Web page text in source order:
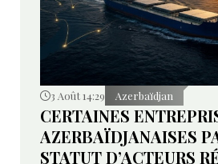
3 Août 14:29 Azerbaïdjan
CERTAINES
AZERBAÏDJANAISES
STATUT D’ACTEURS